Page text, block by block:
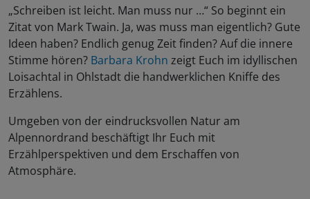
„Schreiben ist leicht. Man muss nur …“ So beginnt ein
Zitat von Mark Twain. Ja, was muss man eigentlich? Gute
Ideen haben? Endlich genug Zeit finden? Auf die innere
Stimme hören? Barbara Krohn zeigt Euch im idyllischen
Loisachtal in Ohlstadt die handwerklichen Kniffe des
Erzählens.
Umgeben von der eindrucksvollen Natur am
Alpennordrand beschäftigt Ihr Euch mit
Erzählperspektiven und dem Erschaffen von
Atmosphäre.